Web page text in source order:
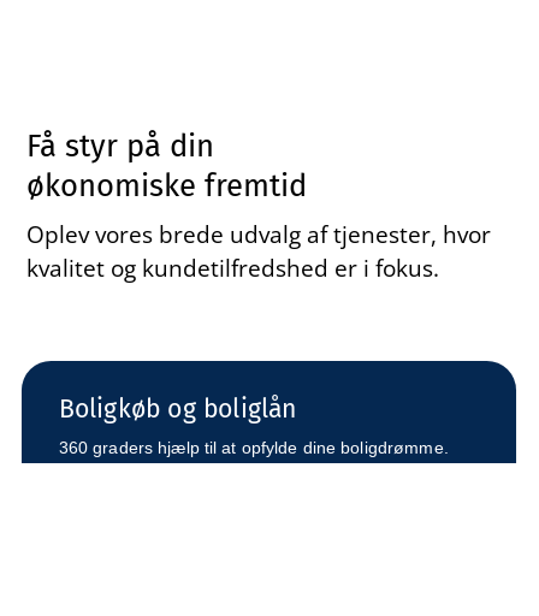
Få styr på din
økonomiske fremtid
Oplev vores brede udvalg af tjenester, hvor
kvalitet og kundetilfredshed er i fokus.
Boligkøb og boliglån
360 graders hjælp til at opfylde dine boligdrømme.